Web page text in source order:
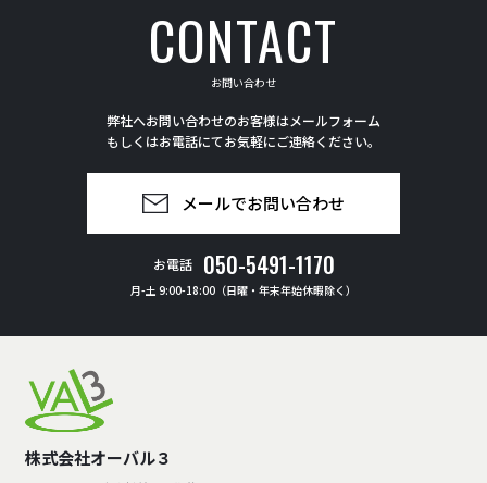
CONTACT
お問い合わせ
弊社へお問い合わせのお客様はメールフォーム
もしくはお電話にてお気軽にご連絡ください。
メールでお問い合わせ
お電話 050-5491-1170
月-土 9:00-18:00（日曜・年末年始休暇除く）
株式会社オーバル３